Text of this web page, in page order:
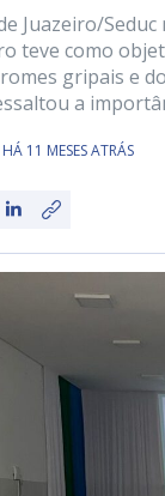
Juazeiro/
teve como
gripais e
a
11 MESES ATRÁS